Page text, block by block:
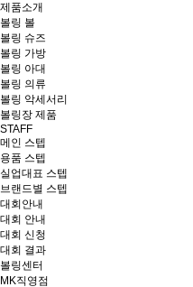
제품소개
볼링 볼
볼링 슈즈
볼링 가방
볼링 아대
볼링 의류
볼링 악세서리
볼링장 제품
STAFF
메인 스텝
용품 스텝
실업대표 스텝
브랜드별 스텝
대회안내
대회 안내
대회 신청
대회 결과
볼링센터
MK직영점